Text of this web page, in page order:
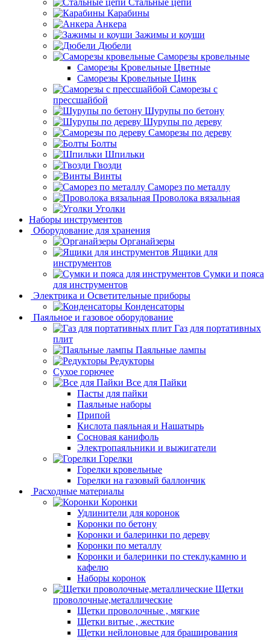
Стальные цепи
Карабины
Анкера
Зажимы и коуши
Дюбели
Саморезы кровельные
Саморезы Кровельные Цветные
Саморезы Кровельные Цинк
Саморезы с
прессшайбой
Шурупы по бетону
Шурупы по дереву
Саморезы по дереву
Болты
Шпильки
Гвозди
Винты
Саморез по металлу
Проволока вязальная
Уголки
Наборы инструментов
Оборудование для хранения
Органайзеры
Ящики для
инструментов
Сумки и пояса
для инструментов
Электрика и Осветительные приборы
Конденсаторы
Паяльное и газовое оборудование
Газ для портативных
плит
Паяльные лампы
Редукторы
Сухое горючее
Все для Пайки
Пасты для пайки
Паяльные наборы
Припой
Кислота паяльная и Нашатырь
Сосновая канифоль
Электропаяльники и выжигатели
Горелки
Горелки кровельные
Горелки на газовый баллончик
Расходные материалы
Коронки
Удлинители для коронок
Коронки по бетону
Коронки и балеринки по дереву
Коронки по металлу
Коронки и балеринки по стеклу,камню и
кафелю
Наборы коронок
Щетки
проволочные,металлические
Щетки проволочные , мягкие
Щетки витые , жесткие
Щетки нейлоновые для браширования